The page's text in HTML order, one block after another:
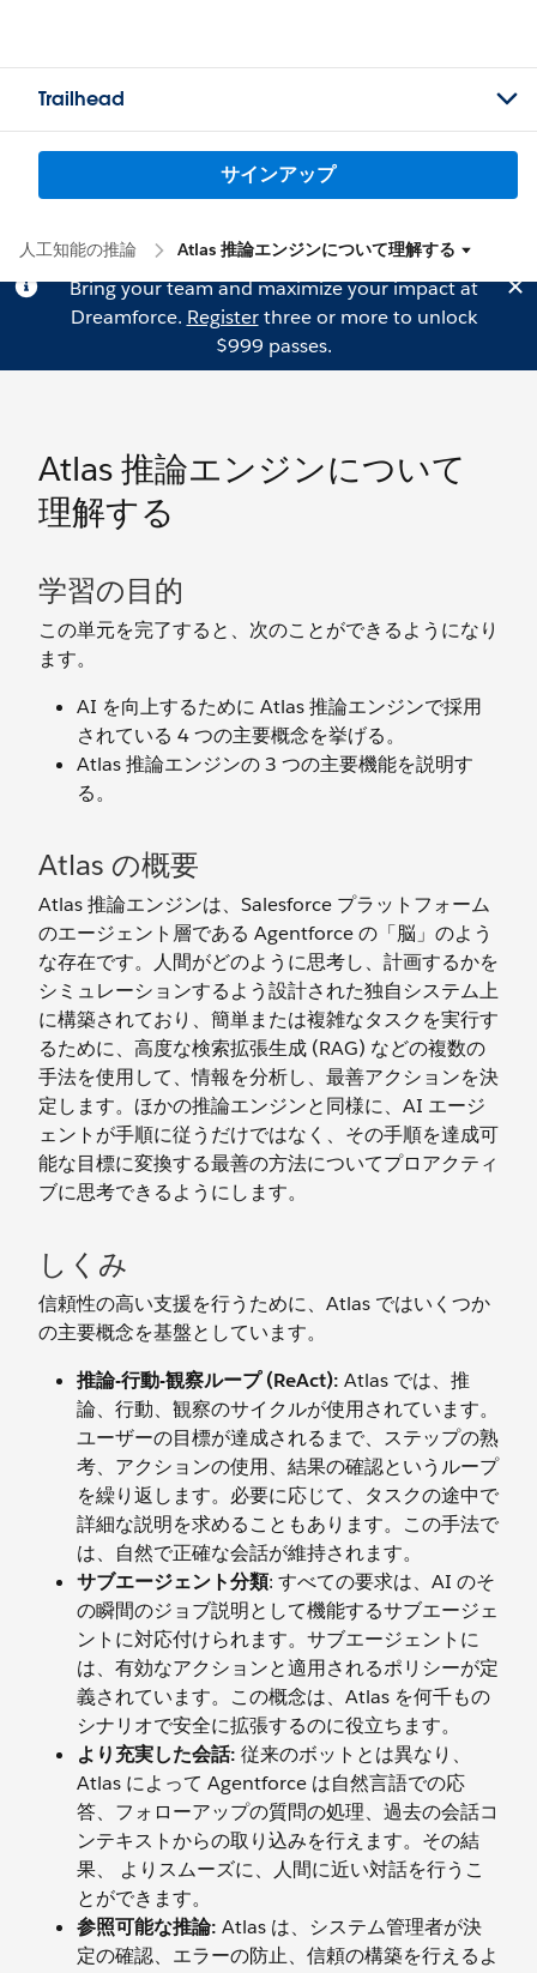
Trailhead
サインアップ
人工知能の推論 Atlas 推論エンジンについて理解する
Bring your team and maximize your impact at
Dreamforce. Registerthree or more to unlock
$999 passes.
Atlas 推論エンジンについて
理解する
学習の目的
この単元を完了すると、次のことができるようになり
ます。
AI を向上するために Atlas 推論エンジンで採用
されている 4 つの主要概念を挙げる。
Atlas 推論エンジンの 3 つの主要機能を説明す
る。
Atlas の概要
Atlas 推論エンジンは、Salesforce プラットフォーム
のエージェント層である Agentforce の「脳」のよう
な存在です。人間がどのように思考し、計画するかを
シミュレーションするよう設計された独自システム上
に構築されており、簡単または複雑なタスクを実行す
るために、高度な検索拡張生成 (RAG) などの複数の
手法を使用して、情報を分析し、最善アクションを決
定します。ほかの推論エンジンと同様に、AI エージ
ェントが手順に従うだけではなく、その手順を達成可
能な目標に変換する最善の方法についてプロアクティ
ブに思考できるようにします。
しくみ
信頼性の高い支援を行うために、Atlas ではいくつか
の主要概念を基盤としています。
推論-行動-観察ループ (ReAct): Atlas では、推
論、行動、観察のサイクルが使用されています。
ユーザーの目標が達成されるまで、ステップの熟
考、アクションの使用、結果の確認というループ
を繰り返します。必要に応じて、タスクの途中で
詳細な説明を求めることもあります。この手法で
は、自然で正確な会話が維持されます。
サブエージェント分類: すべての要求は、AI のそ
の瞬間のジョブ説明として機能するサブエージェ
ントに対応付けられます。サブエージェントに
は、有効なアクションと適用されるポリシーが定
義されています。この概念は、Atlas を何千もの
シナリオで安全に拡張するのに役立ちます。
より充実した会話: 従来のボットとは異なり、
Atlas によって Agentforce は自然言語での応
答、フォローアップの質問の処理、過去の会話コ
ンテキストからの取り込みを行えます。その結
果、 よりスムーズに、人間に近い対話を行うこ
とができます。
参照可能な推論: Atlas は、システム管理者が決
定の確認、エラーの防止、信頼の構築を行えるよ